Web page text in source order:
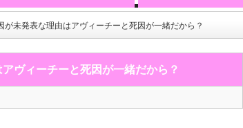
が未発表な理由はアヴィーチーと死因が一緒だから？
ヴィーチーと死因が一緒だから？